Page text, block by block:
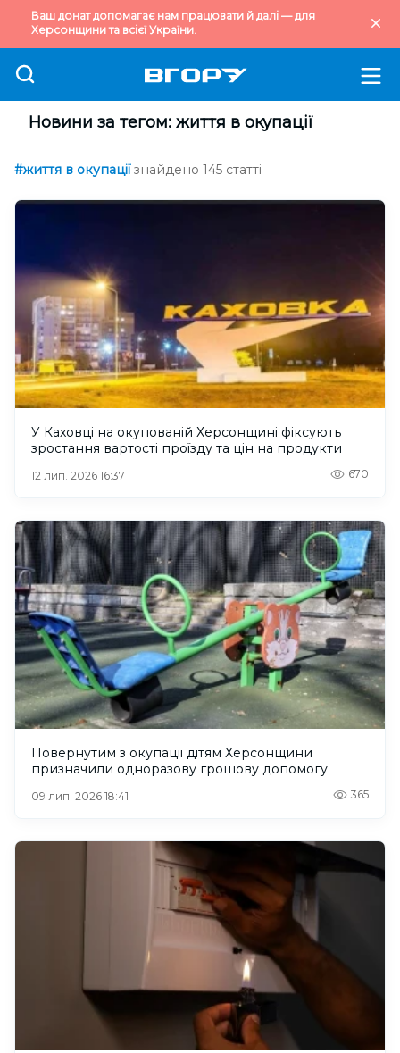
Ваш донат допомагає нам працювати й далі — для
Херсонщини та всієї України.
Новини за тегом: життя в окупації
#життя в окупації знайдено 145 статті
У Каховці на окупованій Херсонщині фіксують
зростання вартості проїзду та цін на продукти
12 лип. 2026 16:37 670
Повернутим з окупації дітям Херсонщини
призначили одноразову грошову допомогу
09 лип. 2026 18:41 365